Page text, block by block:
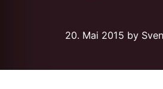
20. Mai 2015 by